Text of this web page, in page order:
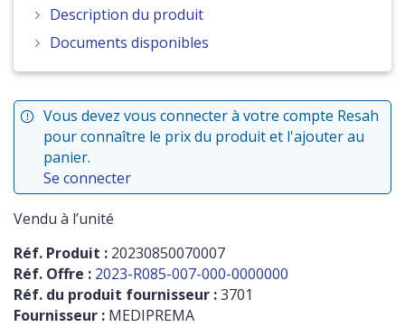
Description du produit
Documents disponibles
Vous devez vous connecter à votre compte Resah
pour connaître le prix du produit et l'ajouter au
panier.
Se connecter
Vendu à l’unité
Réf. Produit : 20230850070007
Réf. Offre : 2023-R085-007-000-0000000
Réf. du produit fournisseur :3701
Fournisseur : MEDIPREMA